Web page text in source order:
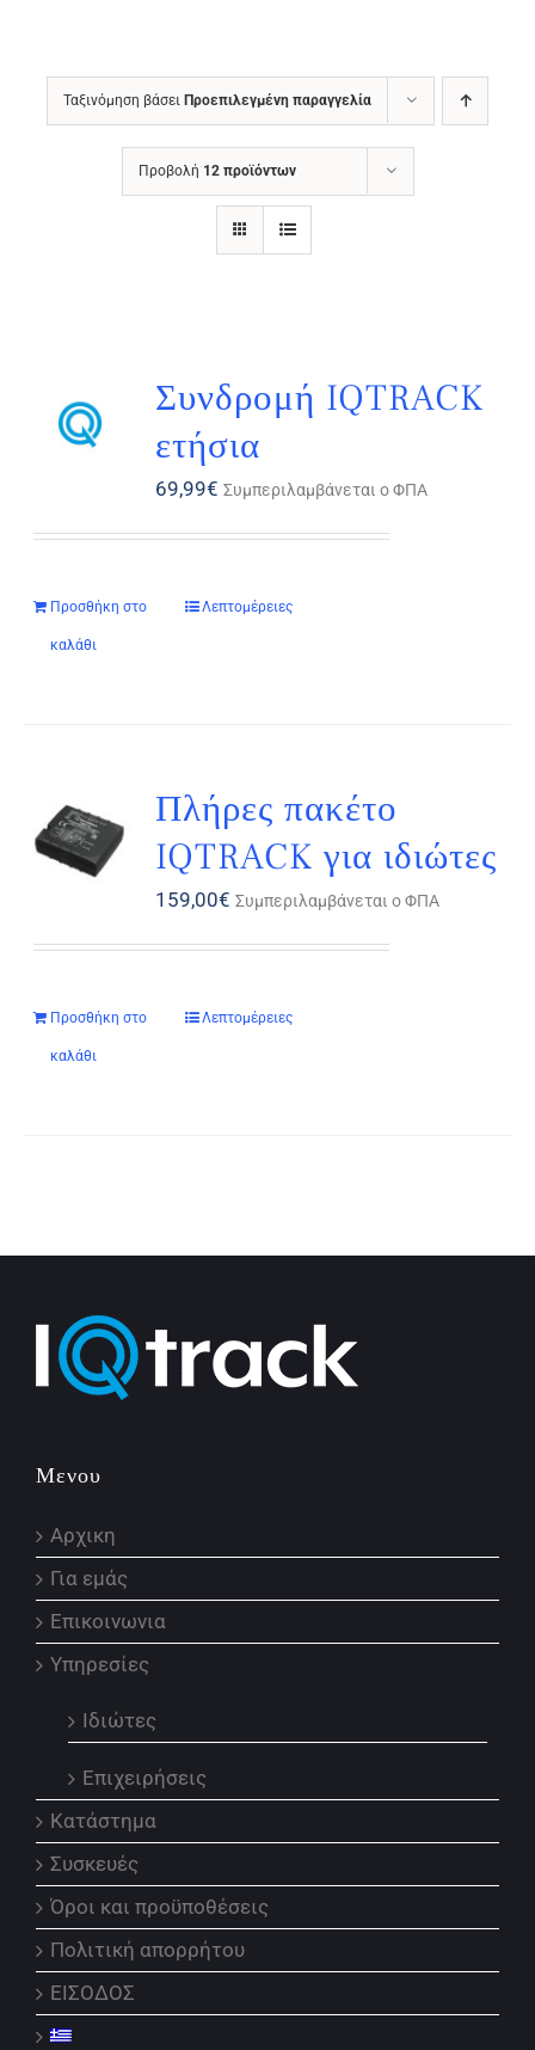
Ταξινόμηση βάσει Προεπιλεγμένη παραγγελία
Προβολή 12 προϊόντων
Συνδρομή IQTRACK
ετήσια
69,99€ Συμπεριλαμβάνεται ο ΦΠΑ
Προσθήκη στο
καλάθι
Λεπτομέρειες
Πλήρες πακέτο
IQTRACK για ιδιώτες
159,00€ Συμπεριλαμβάνεται ο ΦΠΑ
Προσθήκη στο
καλάθι
Λεπτομέρειες
Μενου
Αρχικη
Για εμάς
Επικοινωνια
Υπηρεσίες
Ιδιώτες
Επιχειρήσεις
Κατάστημα
Συσκευές
Όροι και προϋποθέσεις
Πολιτική απορρήτου
ΕΙΣΟΔΟΣ